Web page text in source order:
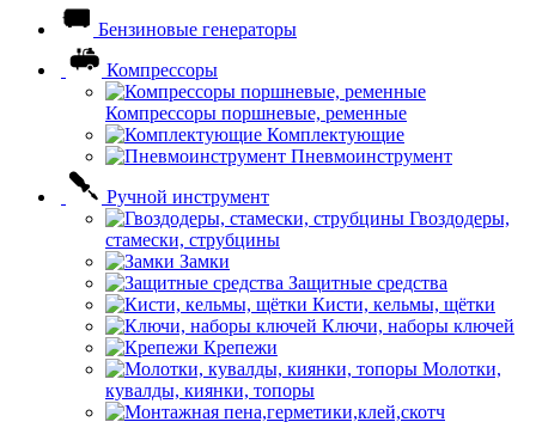
Бензиновые генераторы
Компрессоры
Компрессоры поршневые, ременные
Комплектующие
Пневмоинструмент
Ручной инструмент
Гвоздодеры,
стамески, струбцины
Замки
Защитные средства
Кисти, кельмы, щётки
Ключи, наборы ключей
Крепежи
Молотки,
кувалды, киянки, топоры